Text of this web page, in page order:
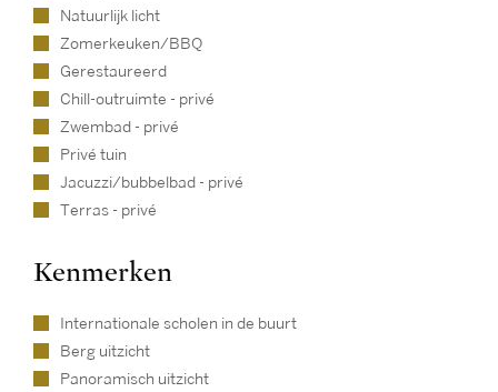
Natuurlijk licht
Zomerkeuken/BBQ
Gerestaureerd
Chill-outruimte - privé
Zwembad - privé
Privé tuin
Jacuzzi/bubbelbad - privé
Terras - privé
Kenmerken
Internationale scholen in de buurt
Berg uitzicht
Panoramisch uitzicht